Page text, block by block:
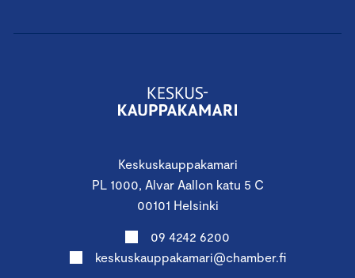
Keskuskauppakamari
PL 1000, Alvar Aallon katu 5 C
00101 Helsinki
09 4242 6200
keskuskauppakamari@chamber.fi